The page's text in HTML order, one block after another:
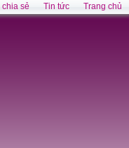
Trang chủ
Tin tức
chia sẻ